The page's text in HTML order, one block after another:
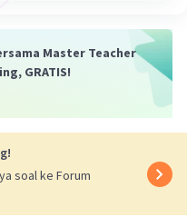
Balas
sama penting atau
yang sama
Master Teacher
GRATIS!
soal ke Forum